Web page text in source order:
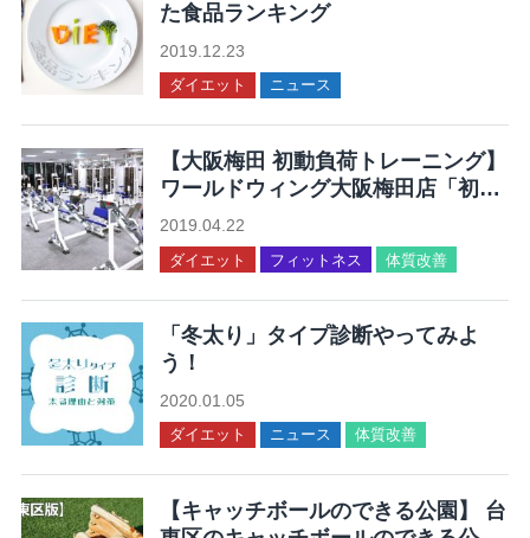
た食品ランキング
2019.12.23
ダイエット ニュース
【大阪梅田 初動負荷トレーニング】
ワールドウィング大阪梅田店「初動
負荷トレーニングが体験できる」
2019.04.22
ダイエット フィットネス 体質改善
「冬太り」タイプ診断やってみよ
う！
2020.01.05
ダイエット ニュース 体質改善
【キャッチボールのできる公園】 台